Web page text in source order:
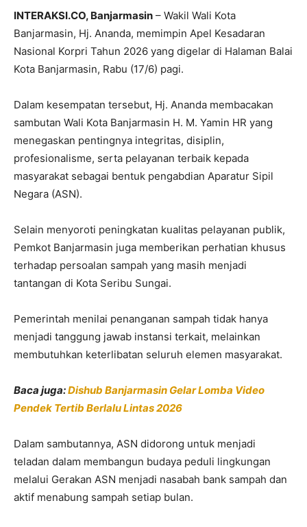
INTERAKSI.CO, Banjarmasin – Wakil Wali Kota
Banjarmasin, Hj. Ananda, memimpin Apel Kesadaran
Nasional Korpri Tahun 2026 yang digelar di Halaman Balai
Kota Banjarmasin, Rabu (17/6) pagi.
Dalam kesempatan tersebut, Hj. Ananda membacakan
sambutan Wali Kota Banjarmasin H. M. Yamin HR yang
menegaskan pentingnya integritas, disiplin,
profesionalisme, serta pelayanan terbaik kepada
masyarakat sebagai bentuk pengabdian Aparatur Sipil
Negara (ASN).
Selain menyoroti peningkatan kualitas pelayanan publik,
Pemkot Banjarmasin juga memberikan perhatian khusus
terhadap persoalan sampah yang masih menjadi
tantangan di Kota Seribu Sungai.
Pemerintah menilai penanganan sampah tidak hanya
menjadi tanggung jawab instansi terkait, melainkan
membutuhkan keterlibatan seluruh elemen masyarakat.
Baca juga:Dishub Banjarmasin Gelar Lomba Video
Pendek Tertib Berlalu Lintas 2026
Dalam sambutannya, ASN didorong untuk menjadi
teladan dalam membangun budaya peduli lingkungan
melalui Gerakan ASN menjadi nasabah bank sampah dan
aktif menabung sampah setiap bulan.